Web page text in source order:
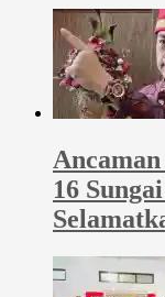
16